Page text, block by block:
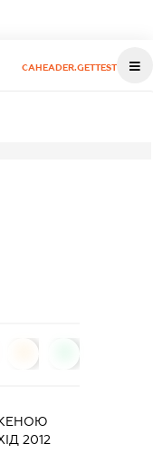
CAHEADER.GETTEST
2012